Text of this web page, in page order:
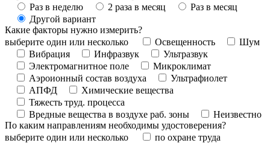
Раз в неделю
2 раза в месяц
Раз в месяц
Другой вариант
Какие факторы нужно измерить?
выберите один или несколько
Освещенность
Шум
Вибрация
Инфразвук
Ультразвук
Электромагнитное поле
Микроклимат
Аэроионный состав воздуха
Ультрафиолет
АПФД
Химические вещества
Тяжесть труд. процесса
Вредные вещества в воздухе раб. зоны
Неизвестно
По каким направлениям необходимы удостоверения?
выберите один или несколько
по охране труда